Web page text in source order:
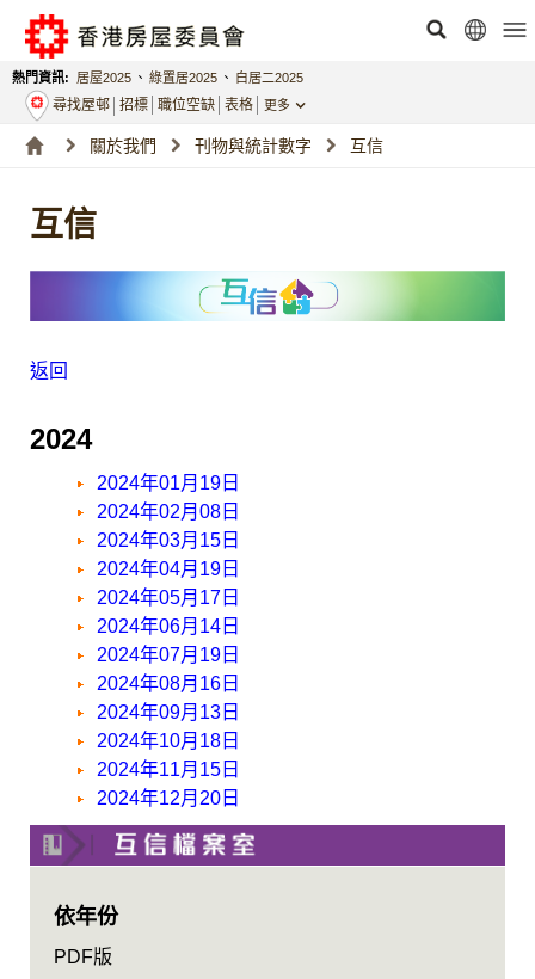
熱門資訊: 居屋2025 、 綠置居2025 、 白居二2025
尋找屋邨 招標 職位空缺 表格 更多
關於我們 刊物與統計數字 互信
互信
返回
2024
2024年01月19日
2024年02月08日
2024年03月15日
2024年04月19日
2024年05月17日
2024年06月14日
2024年07月19日
2024年08月16日
2024年09月13日
2024年10月18日
2024年11月15日
2024年12月20日
依年份
PDF版